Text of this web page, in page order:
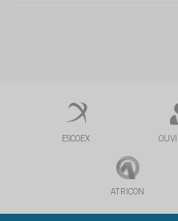
ESCOEX
ATRICON